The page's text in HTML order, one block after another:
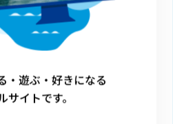
1
・遊ぶ・好きになる
サイトです。